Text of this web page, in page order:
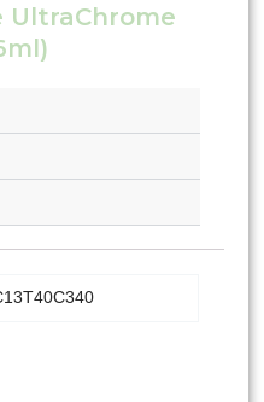
UltraChrome